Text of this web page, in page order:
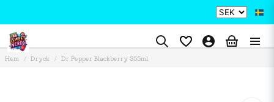
Hem Dryck Dr Pepper Blackberry 355ml